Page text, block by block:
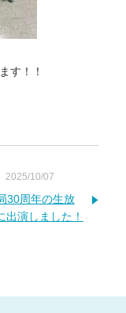
す！！
2025/10/07
30周年の生放
出演しました！